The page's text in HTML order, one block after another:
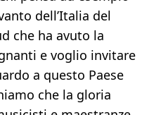
dell’Italia del
che ha avuto la
e voglio invitare
a questo Paese
che la gloria